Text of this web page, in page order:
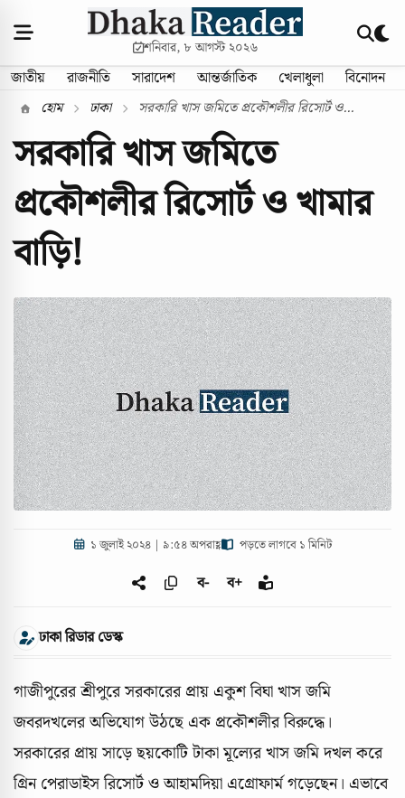
শনিবার, ৮ আগস্ট ২০২৬
জাতীয় রাজনীতি সারাদেশ আন্তর্জাতিক খেলাধুলা বিনোদন
হোম ঢাকা সরকারি খাস জমিতে প্রকৌশলীর রিসোর্ট ও...
সরকারি খাস জমিতে
প্রকৌশলীর রিসোর্ট ও খামার
বাড়ি!
১ জুলাই ২০২৪ | ৯:৫৪ অপরাহ্ণ পড়তে লাগবে ১ মিনিট
ব- ব+
ঢাকা রিডার ডেস্ক
গাজীপুরের শ্রীপুরে সরকারের প্রায় একুশ বিঘা খাস জমি
জবরদখলের অভিযোগ উঠছে এক প্রকৌশলীর বিরুদ্ধে।
সরকারের প্রায় সাড়ে ছয়কোটি টাকা মূল্যের খাস জমি দখল করে
গ্রিন পেরাডাইস রিসোর্ট ও আহামদিয়া এগ্রোফার্ম গড়েছেন। এভাবে